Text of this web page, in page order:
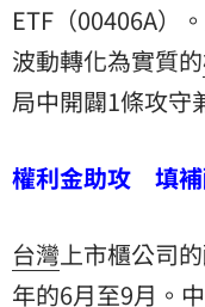
ETF（00406A）
波動轉化為實質的
局中開闢1條攻守
權利金助攻 填補
台灣上市櫃公司
年的6月至9月。